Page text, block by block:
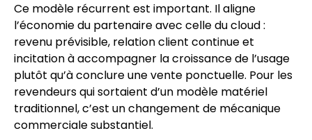
Ce modèle récurrent est important. Il aligne
l’économie du partenaire avec celle du cloud :
revenu prévisible, relation client continue et
incitation à accompagner la croissance de l’usage
plutôt qu’à conclure une vente ponctuelle. Pour les
revendeurs qui sortaient d’un modèle matériel
traditionnel, c’est un changement de mécanique
commerciale substantiel.